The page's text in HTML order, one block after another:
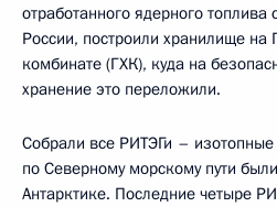
отработанного ядерного топлива
России, построили хранилище на
комбинате (ГХК), куда на
хранение это переложили.
Собрали все РИТЭГи – изотопные
по Северному морскому пути
Антарктике. Последние четыре